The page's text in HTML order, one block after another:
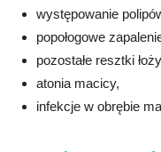
występowanie
popołogowe
pozostałe resztki
atonia macicy,
infekcje w obrębie